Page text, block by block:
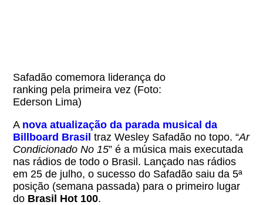
Safadão comemora liderança do
ranking pela primeira vez (Foto:
Ederson Lima)
A nova atualização da parada musical da
Billboard Brasil traz Wesley Safadão no topo. “Ar
Condicionado No 15” é a música mais executada
nas rádios de todo o Brasil. Lançado nas rádios
em 25 de julho, o sucesso do Safadão saiu da 5ª
posição (semana passada) para o primeiro lugar
do Brasil Hot 100.